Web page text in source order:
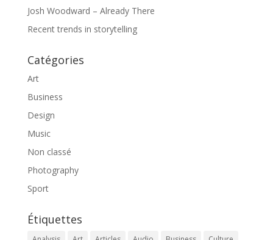
Josh Woodward – Already There
Recent trends in storytelling
Catégories
Art
Business
Design
Music
Non classé
Photography
Sport
Étiquettes